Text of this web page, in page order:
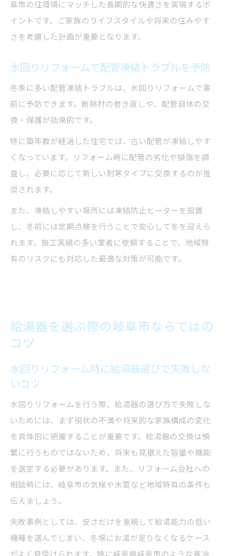
阜市の住環境にマッチした長期的な快適さを実現するポ
イントです。ご家族のライフスタイルや将来の住みやす
さを考慮した計画が重要となります。
水回りリフォームで配管凍結トラブルを予防
冬季に多い配管凍結トラブルは、水回りリフォームで事
前に予防できます。断熱材の巻き直しや、配管自体の交
換・保護が効果的です。
特に築年数が経過した住宅では、古い配管が凍結しやす
くなっています。リフォーム時に配管の劣化や損傷を調
査し、必要に応じて新しい耐寒タイプに交換するのが推
奨されます。
また、凍結しやすい場所には凍結防止ヒーターを設置
し、冬前には定期点検を行うことで安心して冬を迎えら
れます。施工実績の多い業者に依頼することで、地域特
有のリスクにも対応した最適な対策が可能です。
給湯器を選ぶ際の岐阜市ならではの
コツ
水回りリフォーム時に給湯器選びで失敗しな
いコツ
水回りリフォームを行う際、給湯器の選び方で失敗しな
いためには、まず現状の不満や将来的な家族構成の変化
を具体的に把握することが重要です。給湯器の交換は頻
繁に行うものではないため、将来も見据えた容量や機能
を選定する必要があります。また、リフォーム会社への
相談時には、岐阜市の気候や水質など地域特有の条件も
伝えましょう。
失敗事例としては、安さだけを重視して給湯能力の低い
機種を選んでしまい、冬場にお湯が足りなくなるケース